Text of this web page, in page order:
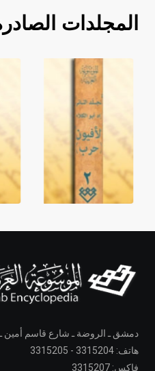
المجلدات
دمشق ـ الروضة ـ شارع قاسم أمين ـ
هاتف: 3315204 - 3315205
فاكس: 3315207